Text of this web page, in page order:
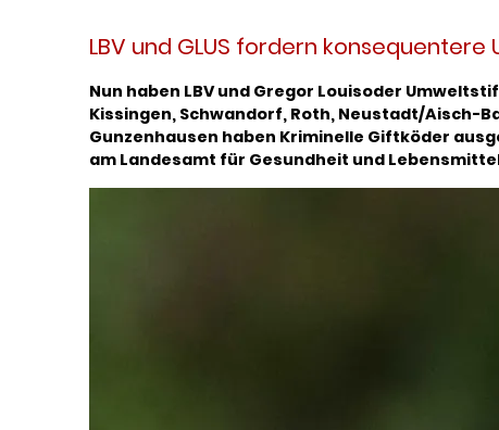
LBV und GLUS fordern
Nun haben LBV und Gregor Louisoder
Kissingen, Schwandorf, Roth, Neustadt/Aisch-
Gunzenhausen haben Kriminelle Giftköder
am Landesamt für Gesundheit und